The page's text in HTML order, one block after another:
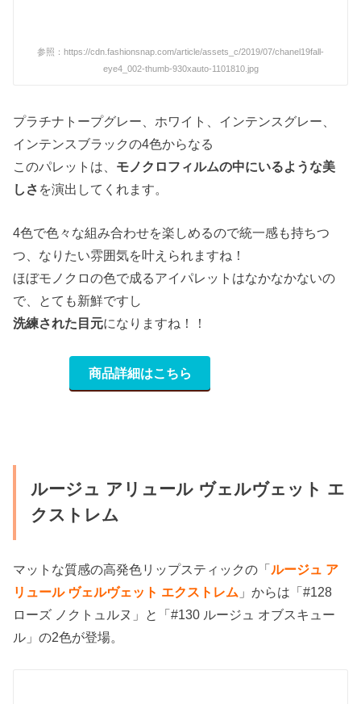
参照：https://cdn.fashionsnap.com/article/assets_c/2019/07/chanel19fall-
eye4_002-thumb-930xauto-1101810.jpg
プラチナトープグレー、ホワイト、インテンスグレー、
インテンスブラックの4色からなる
このパレットは、 モノクロフィルムの中にいるような美
しさ を演出してくれます。
4色で色々な組み合わせを楽しめるので統一感も持ちつ
つ、なりたい雰囲気を叶えられますね！
ほぼモノクロの色で成るアイパレットはなかなかないの
で、とても新鮮ですし
洗練された目元になりますね！！
商品詳細はこちら
ルージュ アリュール ヴェルヴェット エ
クストレム
マットな質感の高発色リップスティックの「ルージュ ア
リュール ヴェルヴェット エクストレム 」からは「#128
ローズ ノクトュルヌ」と「#130 ルージュ オブスキュー
ル」の2色が登場。